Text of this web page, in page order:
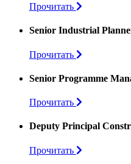
Прочитать
Senior Industrial
Прочитать
Senior Programme
Прочитать
Deputy Principal
Прочитать